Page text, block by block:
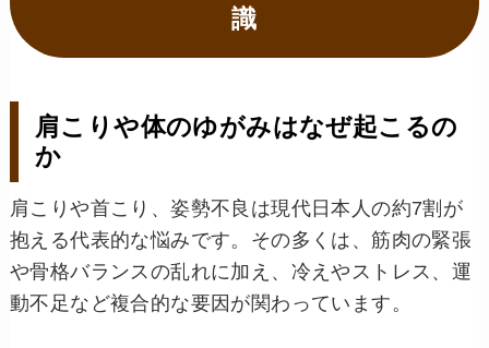
識
肩こりや体のゆがみはなぜ起こるの
か
肩こりや首こり、姿勢不良は現代日本人の約7割が
抱える代表的な悩みです。その多くは、筋肉の緊張
や骨格バランスの乱れに加え、冷えやストレス、運
動不足など複合的な要因が関わっています。